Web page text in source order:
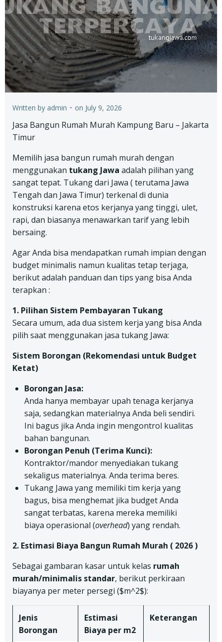
Written by admin - on July 9, 2026
Jasa Bangun Rumah Murah Kampung Baru – Jakarta
Timur
Memilih jasa bangun rumah murah dengan
menggunakan tukang Jawa adalah pilihan yang
sangat tepat. Tukang dari Jawa ( terutama Jawa
Tengah dan Jawa Timur) terkenal di dunia
konstruksi karena etos kerjanya yang tinggi, ulet,
rapi, dan biasanya menawarkan tarif yang lebih
bersaing.
Agar Anda bisa mendapatkan rumah impian dengan
budget minimalis namun kualitas tetap terjaga,
berikut adalah panduan dan tips yang bisa Anda
terapkan :
1. Pilihan Sistem Pembayaran Tukang
Secara umum, ada dua sistem kerja yang bisa Anda
pilih saat menggunakan jasa tukang Jawa:
Sistem Borongan (Rekomendasi untuk Budget
Ketat)
Borongan Jasa:
Anda hanya membayar upah tenaga kerjanya
saja, sedangkan materialnya Anda beli sendiri.
Ini bagus jika Anda ingin mengontrol kualitas
bahan bangunan.
Borongan Penuh (Terima Kunci):
Kontraktor/mandor menyediakan tukang
sekaligus materialnya. Anda terima beres.
Tukang Jawa yang memiliki tim kerja yang
bagus, bisa menghemat jika budget Anda
sangat terbatas, karena mereka memiliki
biaya operasional (overhead) yang rendah.
2. Estimasi Biaya Bangun Rumah Murah ( 2026 )
Sebagai gambaran kasar untuk kelas rumah
murah/minimalis standar, berikut perkiraan
biayanya per meter persegi ($m^2$):
Jenis
Borongan
Estimasi
Biaya per m2
Keterangan